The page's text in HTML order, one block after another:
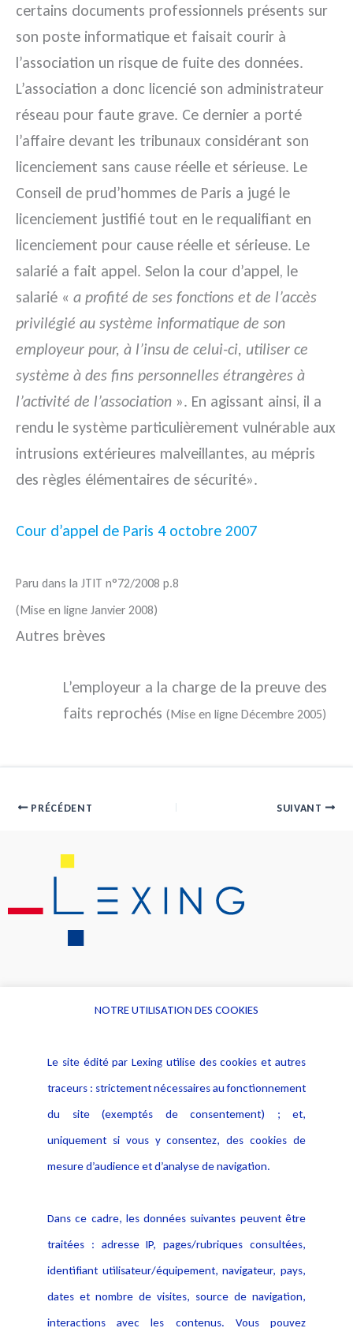
certains documents professionnels présents sur
son poste informatique et faisait courir à
l’association un risque de fuite des données.
L’association a donc licencié son administrateur
réseau pour faute grave. Ce dernier a porté
l’affaire devant les tribunaux considérant son
licenciement sans cause réelle et sérieuse. Le
Conseil de prud’hommes de Paris a jugé le
licenciement justifié tout en le requalifiant en
licenciement pour cause réelle et sérieuse. Le
salarié a fait appel. Selon la cour d’appel, le
salarié « a profité de ses fonctions et de l’accès
privilégié au système informatique de son
employeur pour, à l’insu de celui-ci, utiliser ce
système à des fins personnelles étrangères à
l’activité de l’association ». En agissant ainsi, il a
rendu le système particulièrement vulnérable aux
intrusions extérieures malveillantes, au mépris
des règles élémentaires de sécurité».
Cour d’appel de Paris 4 octobre 2007
Paru dans la JTIT n°72/2008 p.8
(Mise en ligne Janvier 2008)
Autres brèves
L’employeur a la charge de la preuve des
faits reprochés (Mise en ligne Décembre 2005)
PRÉCÉDENT SUIVANT
Alerte professionnelle
Déclaration d'accessibilité
Notice Légale
Politique de protection des
données
Publications
NOTRE UTILISATION DES COOKIES
Le site édité par Lexing utilise des cookies et autres
traceurs : strictement nécessaires au fonctionnement
du site (exemptés de consentement) ; et,
uniquement si vous y consentez, des cookies de
mesure d’audience et d’analyse de navigation.
Dans ce cadre, les données suivantes peuvent être
traitées : adresse IP, pages/rubriques consultées,
identifiant utilisateur/équipement, navigateur, pays,
dates et nombre de visites, source de navigation,
interactions avec les contenus. Vous pouvez